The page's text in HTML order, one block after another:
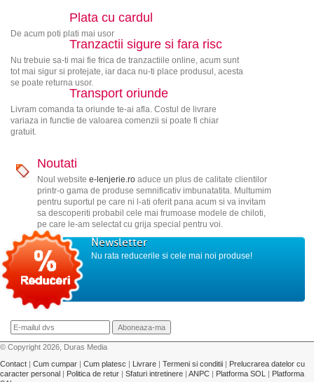
Plata cu cardul
De acum poti plati mai usor
Tranzactii sigure si fara risc
Nu trebuie sa-ti mai fie frica de tranzactiile online, acum sunt
tot mai sigur si protejate, iar daca nu-ti place produsul, acesta
se poate returna usor.
Transport oriunde
Livram comanda ta oriunde te-ai afla. Costul de livrare
variaza in functie de valoarea comenzii si poate fi chiar
gratuit.
Noutati
Noul website e-lenjerie.roaduce un plus de calitate clientilor
printr-o gama de produse semnificativ imbunatatita. Multumim
pentru suportul pe care ni l-ati oferit pana acum si va invitam
sa descoperiti probabil cele mai frumoase modele de chiloti,
pe care le-am selectat cu grija special pentru voi.
Newsletter
Nu rata reducerile si cele mai noi produse!
© Copyright 2026, Duras Media
Contact | Cum cumpar | Cum platesc | Livrare | Termeni si conditii | Prelucrarea datelor cu
caracter personal | Politica de retur | Sfaturi intretinere | ANPC | Platforma SOL | Platforma